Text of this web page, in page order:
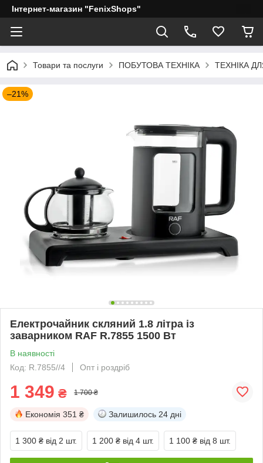
Інтернет-магазин "FenixShops"
Товари та послуги ПОБУТОВА ТЕХНІКА ТЕХНІКА
–21%
Електрочайник скляний 1.8 літра із
заварником RAF R.7855 1500 Вт
В наявності
Код: R.7855//4
Опт і роздріб
1 349 ₴ 1 700 ₴
Економія 351 ₴ Залишилось 24 дні
1 300 ₴ від 2 шт. 1 200 ₴ від 4 шт. 1 100 ₴ від 8 шт.